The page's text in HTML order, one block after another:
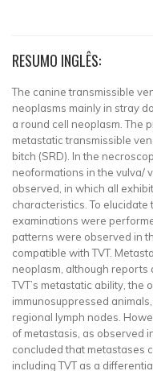
RESUMO INGLÊS:
The canine transmissible
neoplasms mainly in stray
a round cell neoplasm. The
metastatic transmissible
bitch (SRD). In the
neoformations in the vulva/
observed, in which all
characteristics. To
examinations were
patterns were observed in
compatible with TVT.
neoplasm, although reports
TVT’s metastatic ability, the
immunosuppressed
regional lymph nodes.
of metastasis, as observed
concluded that metastases
including TVT as a